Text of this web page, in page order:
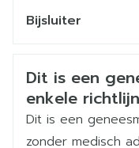
Maximaled
Manische
VOLWASSENEN
ADOLESCENTEN
Dosistitratie:
Merken Pi
Breedte
Bijsluiter
Dit is een
enkele
Dit is een
zonder medisch